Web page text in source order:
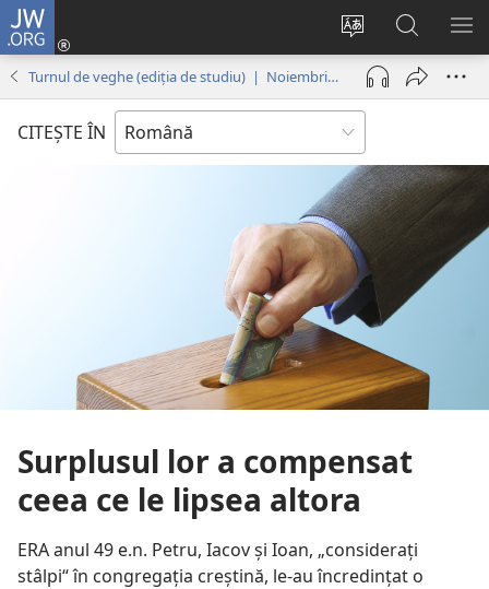
JW.ORG
Schimbaţi
limba
site-
ului
Conectează-
(se
deschide
o
nouă)
Căutați
pe
JW.ORG
Turnul de veghe (ediția de studiu) | Noiembrie 2012
CITEŞTE ÎN
Surplusul lor a compensat
ceea ce le lipsea altora
ERA anul 49 e.n. Petru, Iacov şi Ioan, „consideraţi
stâlpi“ în congregaţia creştină, le-au încredinţat o